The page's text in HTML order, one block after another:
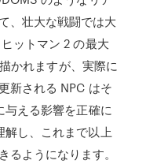
、壮大な戦闘では大
ットマン 2 の最大
かれますが、実際に
新される NPC はそ
与える影響を正確に
解し、これまで以上
るようになります。